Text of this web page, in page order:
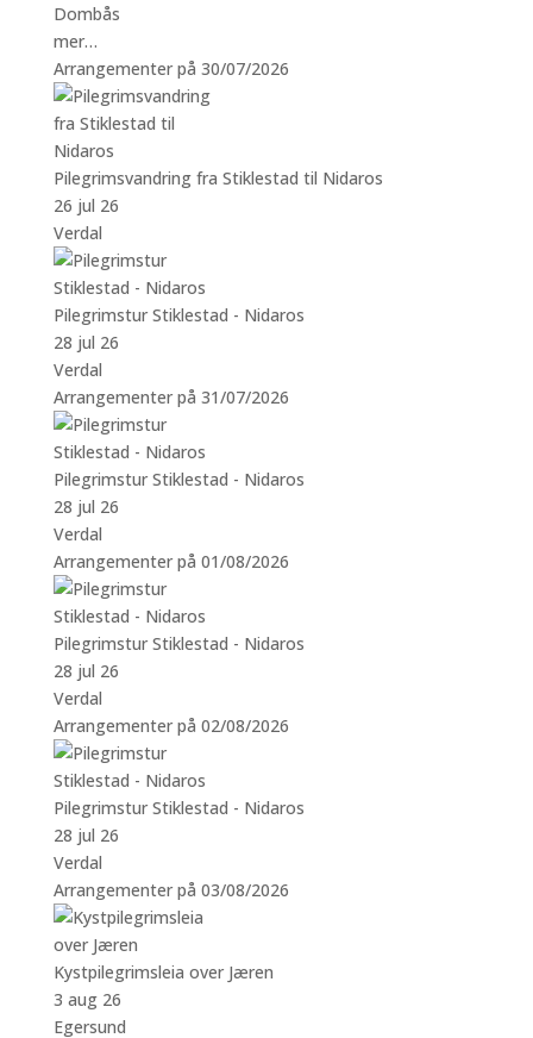
Dombås
mer…
Arrangementer på 30/07/2026
Pilegrimsvandring fra Stiklestad til Nidaros
26 jul 26
Verdal
Pilegrimstur Stiklestad - Nidaros
28 jul 26
Verdal
Arrangementer på 31/07/2026
Pilegrimstur Stiklestad - Nidaros
28 jul 26
Verdal
Arrangementer på 01/08/2026
Pilegrimstur Stiklestad - Nidaros
28 jul 26
Verdal
Arrangementer på 02/08/2026
Pilegrimstur Stiklestad - Nidaros
28 jul 26
Verdal
Arrangementer på 03/08/2026
Kystpilegrimsleia over Jæren
3 aug 26
Egersund